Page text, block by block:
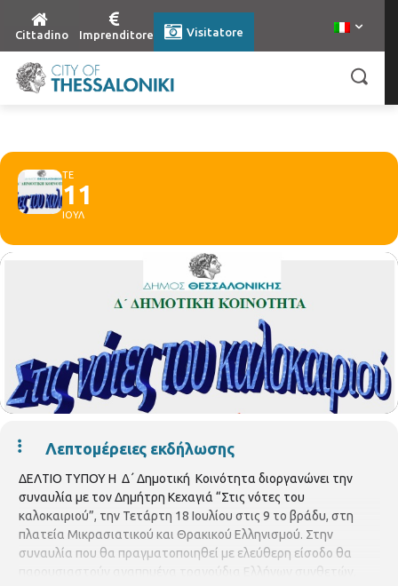
Cittadino Imprenditore Visitatore
ΤΕ
11
ΙΟΥΛ
Λεπτομέρειες εκδήλωσης
ΔΕΛΤΙΟ ΤΥΠΟΥ Η Δ΄ Δημοτική Κοινότητα διοργανώνει την
συναυλία με τον Δημήτρη Κεχαγιά “Στις νότες του
καλοκαιριού”, την Τετάρτη 18 Ιουλίου στις 9 το βράδυ, στη
πλατεία Μικρασιατικού και Θρακικού Ελληνισμού. Στην
συναυλία που θα πραγματοποιηθεί με ελεύθερη είσοδο θα
παρουσιαστούν αγαπημένα τραγούδια Ελλήνων συνθετών.